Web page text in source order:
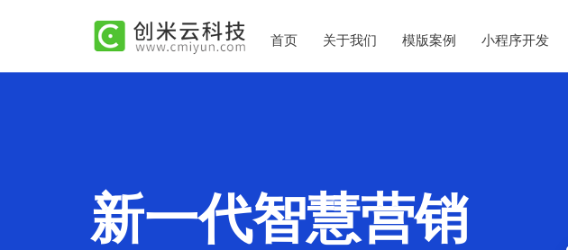
首页 关于我们 模版案例 小程序开发
新一代智慧营销